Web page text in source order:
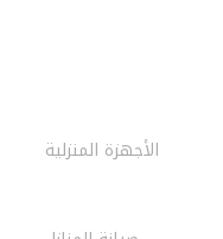
الأجهزة المنزلية